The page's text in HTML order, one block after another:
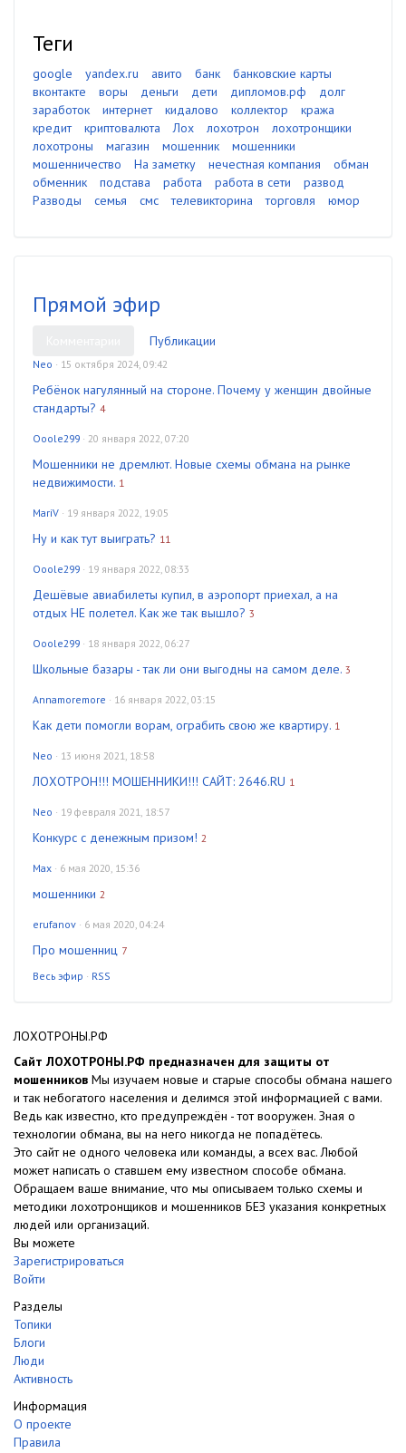
Теги
google yandex.ru авито банк
банковские карты
вконтакте
воры деньги дети дипломов.рф
долг
заработок
интернет кидалово коллектор
кража
кредит
криптовалюта Лох лохотрон
лохотронщики
лохотроны
магазин мошенник
мошенники
мошенничество
На заметку нечестная компания
обман
обменник
подстава работа работа в сети
развод
Разводы
семья смс телевикторина торговля юмор
Прямой эфир
Публикации
Neo · 15 октября 2024, 09:42
Ребёнок нагулянный на стороне. Почему у женщин двойные
стандарты? 4
Ooole299 · 20 января 2022, 07:20
Мошенники не дремлют. Новые схемы обмана на рынке
недвижимости. 1
MariV · 19 января 2022, 19:05
Ну и как тут выиграть? 11
Ooole299 · 19 января 2022, 08:33
Дешёвые авиабилеты купил, в аэропорт приехал, а на
отдых НЕ полетел. Как же так вышло? 3
Ooole299 · 18 января 2022, 06:27
Школьные базары - так ли они выгодны на самом деле. 3
Annamoremore · 16 января 2022, 03:15
Как дети помогли ворам, ограбить свою же квартиру. 1
Neo · 13 июня 2021, 18:58
ЛОХОТРОН!!! МОШЕННИКИ!!! САЙТ: 2646.RU 1
Neo · 19 февраля 2021, 18:57
Конкурс с денежным призом! 2
Max · 6 мая 2020, 15:36
мошенники 2
erufanov · 6 мая 2020, 04:24
Про мошенниц 7
Весь эфир · RSS
ЛОХОТРОНЫ.РФ
Сайт ЛОХОТРОНЫ.РФ предназначен для защиты от
мошенников Мы изучаем новые и старые способы обмана нашего
и так небогатого населения и делимся этой информацией с вами.
Ведь как известно, кто предупреждён - тот вооружен. Зная о
технологии обмана, вы на него никогда не попадётесь.
Это сайт не одного человека или команды, а всех вас. Любой
может написать о ставшем ему известном способе обмана.
Обращаем ваше внимание, что мы описываем только схемы и
методики лохотронщиков и мошенников БЕЗ указания конкретных
людей или организаций.
Вы можете
Зарегистрироваться
Войти
Разделы
Топики
Блоги
Люди
Активность
Информация
О проекте
Правила